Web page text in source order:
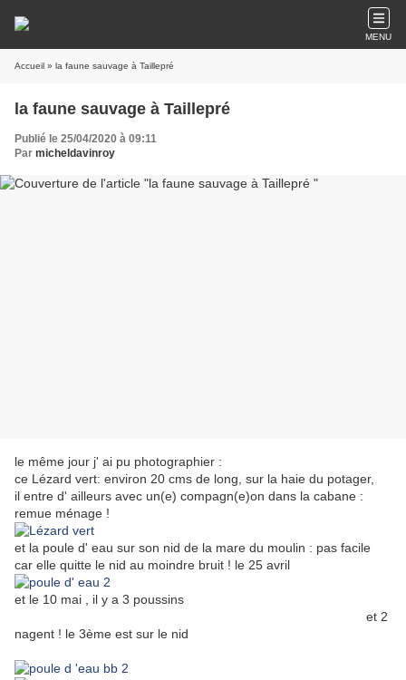
MENU
Accueil » la faune sauvage à Taillepré
la faune sauvage à Taillepré
Publié le 25/04/2020 à 09:11
Par micheldavinroy
le même jour j' ai pu photographier :
ce Lézard vert: environ 20 cms de long, sur la haie du potager,
il entre d' ailleurs avec un(e) compagn(e)on dans la cabane :
remue ménage !
et la poule d' eau sur son nid de la mare du moulin : pas facile
car elle quitte le nid au moindre bruit ! le 25 avril
et le 10 mai , il y a 3 poussins
et 2
nagent ! le 3ème est sur le nid